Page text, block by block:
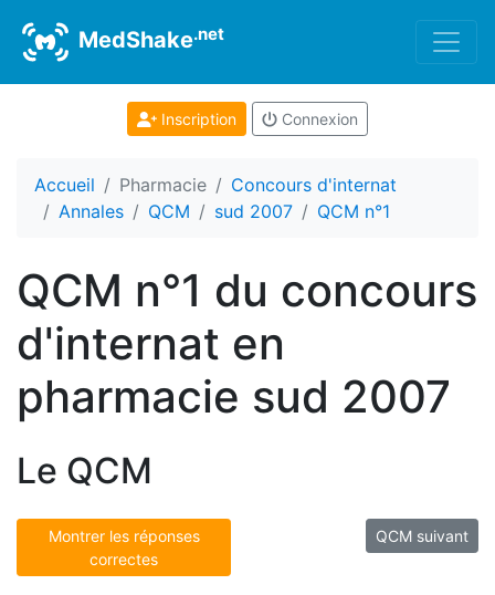
MedShake.net
Inscription Connexion
Accueil Pharmacie
Concours d'internat
Annales
QCM sud 2007 QCM n°1
QCM n°1 du concours
d'internat en
pharmacie sud 2007
Le QCM
Montrer les réponses
correctes
QCM suivant